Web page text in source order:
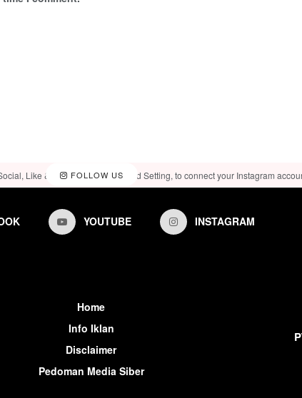
FOLLOW US
Like & View > Instagram Feed Setting, to connect your Instagram
YOUTUBE INSTAGRAM
Home
Info Iklan
Disclaimer
Pedoman Media Siber